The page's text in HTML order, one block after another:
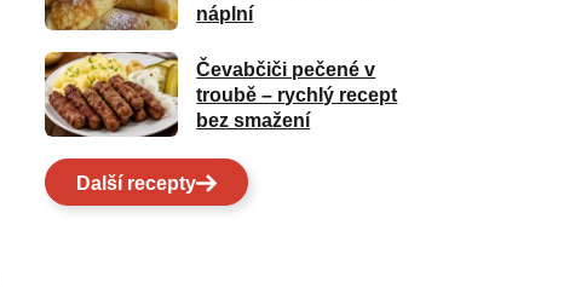
náplní
Čevabčiči pečené v
troubě – rychlý recept
bez smažení
Další recepty